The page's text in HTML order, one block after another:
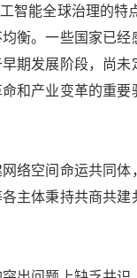
能全球治理的特
衡。一些国家已
期发展阶段，尚
和产业变革的重
空间命运共同体
主体秉持共商共